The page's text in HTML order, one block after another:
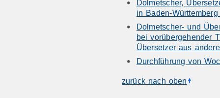
Dolmetscher,
in Baden-
Dolmetscher- und
bei vorübergehender
Übersetzer aus
Durchführung von
zurück nach oben